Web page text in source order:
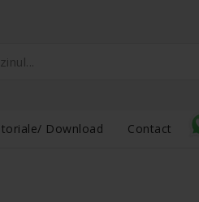
Download Contact